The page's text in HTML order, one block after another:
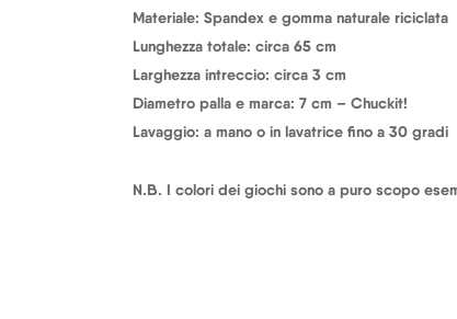
Materiale: Spandex e gomma naturale riciclata
Lunghezza totale: circa 65 cm
Larghezza intreccio: circa 3 cm
Diametro palla e marca: 7 cm – Chuckit!
Lavaggio: a mano o in lavatrice fino a 30 gradi
N.B. I colori dei giochi sono a puro scopo